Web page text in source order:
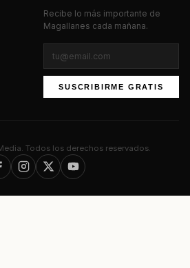
Recibe lo más importante de
Magallanes cada mañana.
SUSCRIBIRME GRATIS
Todos los derechos reservados.